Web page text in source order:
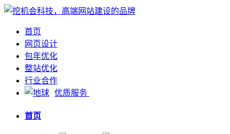
首页
网页设计
包年优化
整站优化
行业合作
优质服务
首页